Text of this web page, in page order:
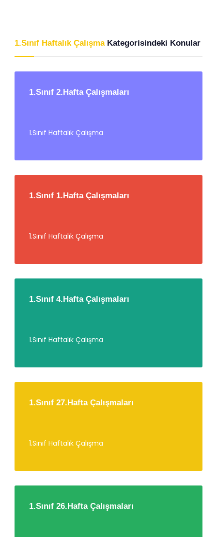
1.Sınıf Haftalık Çalışma Kategorisindeki Konular
1.Sınıf 2.Hafta Çalışmaları
1.Sınıf Haftalık Çalışma
1.Sınıf 1.Hafta Çalışmaları
1.Sınıf Haftalık Çalışma
1.Sınıf 4.Hafta Çalışmaları
1.Sınıf Haftalık Çalışma
1.Sınıf 27.Hafta Çalışmaları
1.Sınıf Haftalık Çalışma
1.Sınıf 26.Hafta Çalışmaları